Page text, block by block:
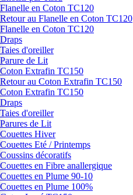
Flanelle en Coton TC120
Retour au Flanelle en Coton TC120
Flanelle en Coton TC120
Draps
Taies d'oreiller
Parure de Lit
Coton Extrafin TC150
Retour au Coton Extrafin TC150
Coton Extrafin TC150
Draps
Taies d'oreiller
Parures de Lit
Couettes Hiver
Couettes Eté / Printemps
Coussins décoratifs
Couettes en Fibre anallergique
Couettes en Plume 90-10
Couettes en Plume 100%